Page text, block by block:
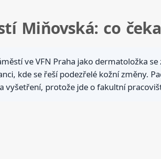
Miňovská: co
ve VFN Praha jako dermatoložka
kde se řeší podezřelé kožní změny.
vyšetření, protože jde o fakultní